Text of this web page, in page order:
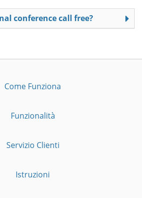
conference call free?
Come Funziona
Funzionalità
Servizio Clienti
Istruzioni